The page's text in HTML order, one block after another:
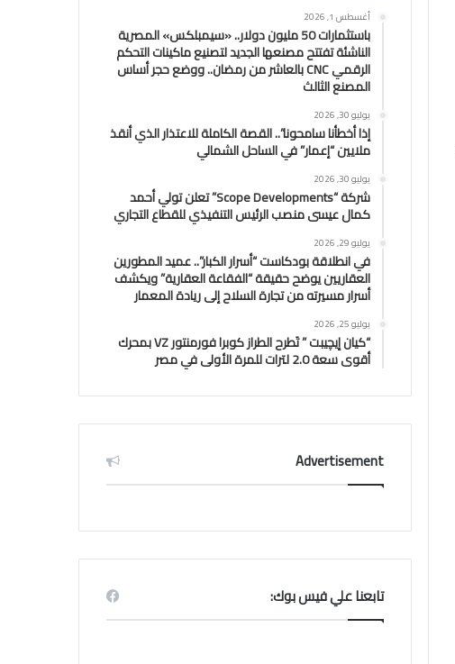
أغسطس 1, 2026
باستثمارات 50 مليون دولار.. «سيمبلكس» المصرية
الناشئة تفتتح مصنعها الجديد لتصنيع ماكينات التحكم
الرقمي CNC بالعاشر من رمضان.. ووضع حجر أساس
المصنع الثالث
يوليو 30, 2026
إذا أخطأنا سامحونا”.. القصة الكاملة للاعتذار الذي أنقذ
ملايين “إعمار” في الساحل الشمالي
يوليو 30, 2026
شركة “Scope Developments” تعلن تولي أحمد
كمال عيسى منصب الرئيس التنفيذي للقطاع التجاري
يوليو 29, 2026
في انطلاقة بودكاست “أسرار الكبار”.. عميد المطورين
العقاريين يوضح حقيقة “الفقاعة العقارية” ويكشف
أسرار مسيرته من تجارة السلاح إلى ريادة المعمار
يوليو 25, 2026
“كيان إيچيبت ” تَطرح الطراز كوبرا فورمنتور VZ بمحرك
أقوى سعة 2.0 لترات للمرة الأولى في مصر
Advertisement
تابعنا علي فيس بوك: